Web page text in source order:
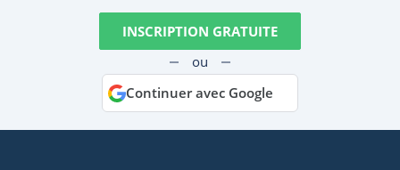
INSCRIPTION GRATUITE
ou
Continuer avec Google